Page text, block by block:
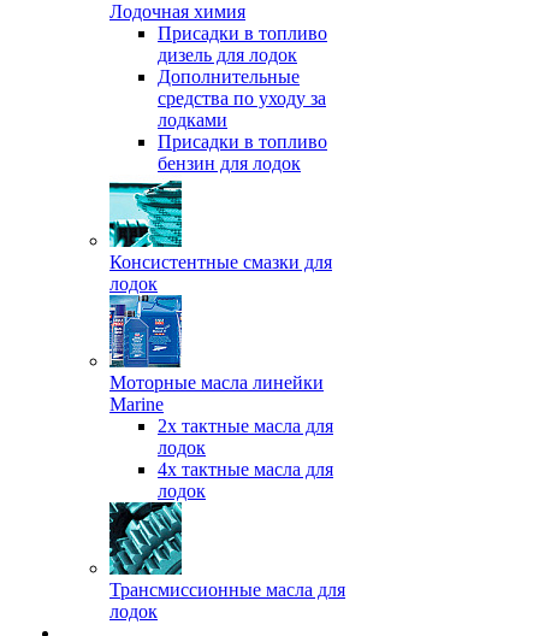
Лодочная химия
Присадки в топливо
дизель для лодок
Дополнительные
средства по уходу за
лодками
Присадки в топливо
бензин для лодок
Консистентные смазки для
лодок
Моторные масла линейки
Marine
2х тактные масла для
лодок
4х тактные масла для
лодок
Трансмиссионные масла для
лодок